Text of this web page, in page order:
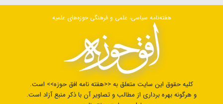
هفته‌نامه سیاسی، علمی و فرهنگی حوزه‌های علمیه
کلیه حقوق این سایت متعلق به <<هفته نامه افق حوزه>> است.
و هرگونه بهره برداری از مطالب و تصاویر آن با ذکر منبع آزاد است.